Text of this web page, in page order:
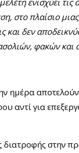
ενισχύει τις
στο πλαίσιο
δεν
φακών
ημέρα
αντί για
διατροφής στην